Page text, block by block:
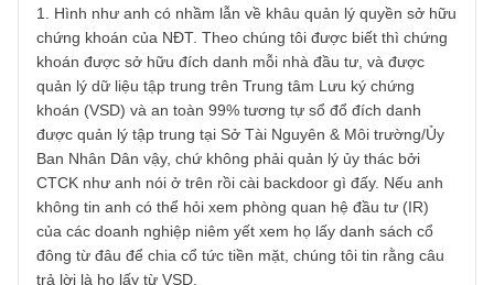
TGN_Angelos
22/02/2021 at 3:18 PM
Vâng cám ơn câu hỏi hay của anh, tôi là Angelos xin mạn
phép thay mặt BBT để trả lời, mong anh thứ lỗi vì Tết nầy
tương đối gấp và ảnh hưởng dịch bệnh lần 3 nên chúng
trả lời hơi muộn mất…
1. Hình như anh có nhầm lẫn về khâu quản lý quyền sở